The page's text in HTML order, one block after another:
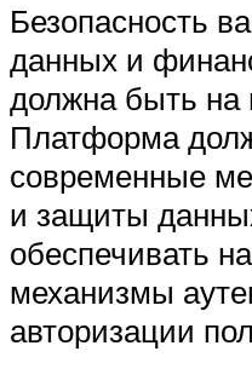
Безопасность
данных и
должна быть
Платформа
современные
и защиты
обеспечивать
механизмы
авторизации